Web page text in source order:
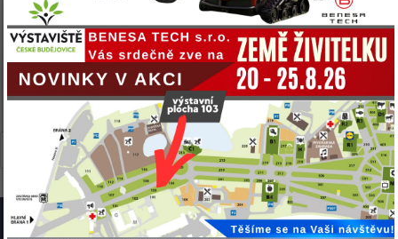
Spoločnosť BENESA TECH predáva a ponúka servis
nasledujúcich značiek:
CARON CNF GYRU-STAR
MULTIONE NEGRI BIO
TWINCA VF-VENIERI ZANON
Kĺbové nakladače VF-VENIERI